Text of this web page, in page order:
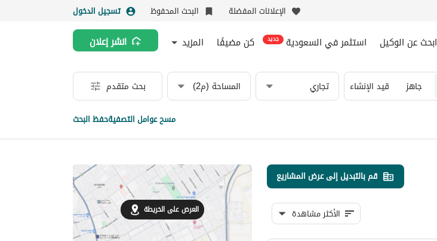
الإعلانات المفضلة البحث المحفوظ تسجيل الدخول
ابحث عن الوكيل استثمر في السعودية جديد كن مضيفًا المزيد انشر إعلان
جاهز قيد الإنشاء تجاري المساحة (م2) بحث متقدم
مسح عوامل التصفيةحفظ البحث
قم بالتبديل إلى عرض المشاريع
الأكثر مشاهدة العرض على الخريطة